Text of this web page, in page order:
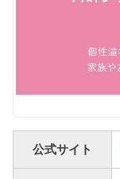
公式サイト